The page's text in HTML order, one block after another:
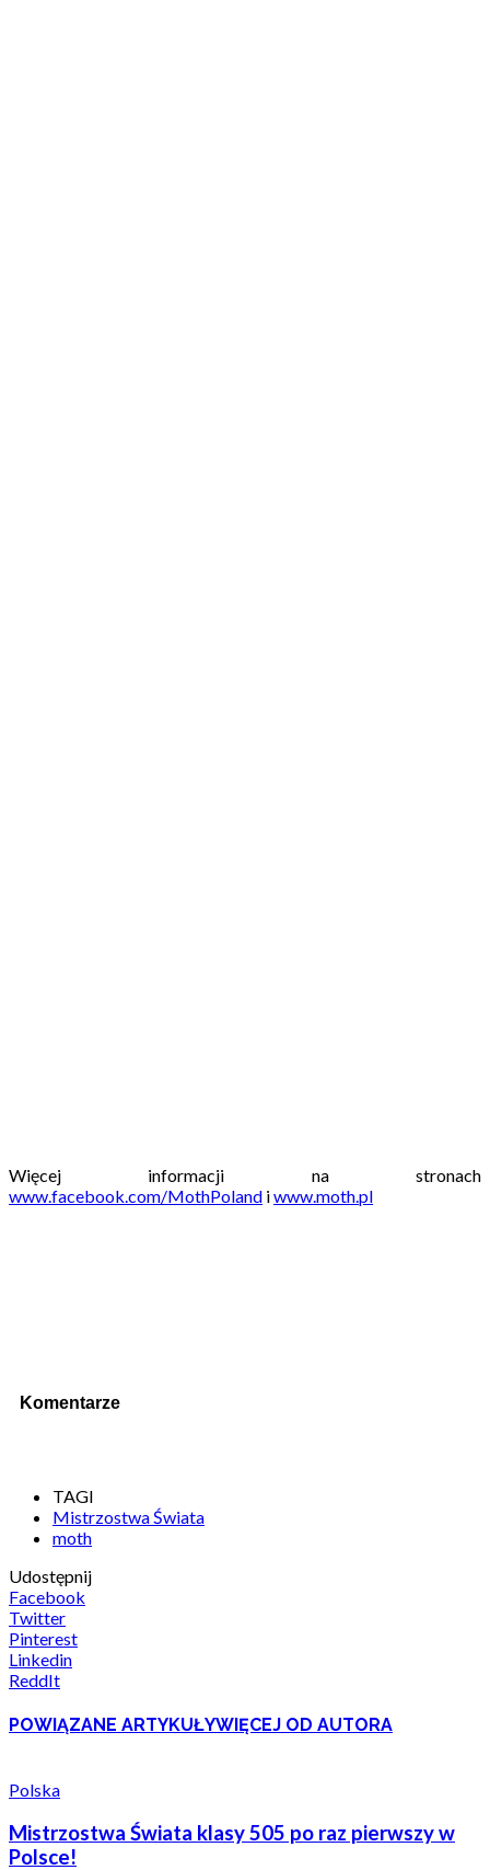
Więcej informacji na stronach
www.facebook.com/MothPoland iwww.moth.pl
Komentarze
TAGI
Mistrzostwa Świata
moth
Udostępnij
Facebook
Twitter
Pinterest
Linkedin
ReddIt
POWIĄZANE ARTYKUŁYWIĘCEJ OD AUTORA
Polska
Mistrzostwa Świata klasy 505 po raz pierwszy w
Polsce!